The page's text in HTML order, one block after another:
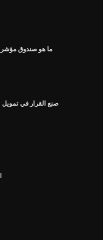
ما هو صندوق
صنع القرار في تمويل